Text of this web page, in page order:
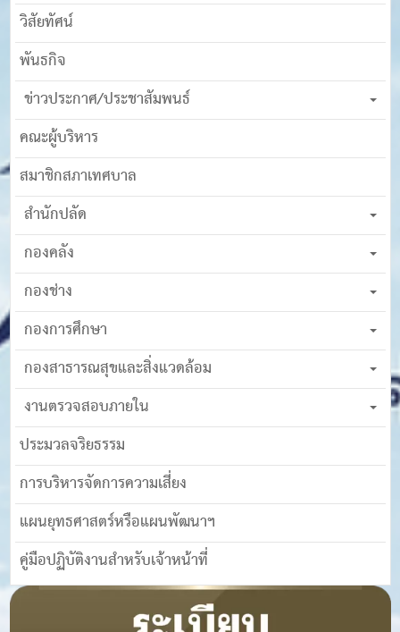
วิสัยทัศน์
พันธกิจ
ข่าวประกาศ/ประชาสัมพนธ์
คณะผู้บริหาร
สมาชิกสภาเทศบาล
สำนักปลัด
กองคลัง
กองช่าง
กองการศึกษา
กองสาธารณสุขและสิ่งแวดล้อม
งานตรวจสอบภายใน
ประมวลจริยธรรม
การบริหารจัดการความเสี่ยง
แผนยุทธศาสตร์หรือแผนพัฒนาฯ
คู่มือปฏิบัติงานสำหรับเจ้าหน้าที่